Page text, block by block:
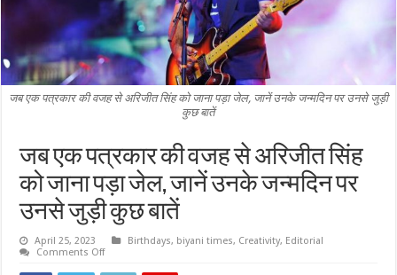
जब एक पत्रकार की वजह से अरिजीत सिंह को जाना पड़ा जेल, जानें उनके जन्मदिन पर उनसे जुड़ी
कुछ बातें
जब एक पत्रकार की वजह से अरिजीत सिंह
को जाना पड़ा जेल, जानें उनके जन्मदिन पर
उनसे जुड़ी कुछ बातें
April 25, 2023 Birthdays, biyani times, Creativity, Editorial
Comments Offon